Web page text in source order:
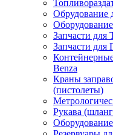
Обрудование
Запчасти для
Запчасти для
Benza
Краны
(пистолеты)
Рукава